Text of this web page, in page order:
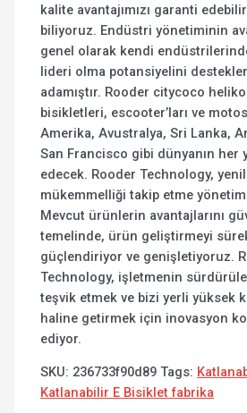
kalite avantajımızı garanti
biliyoruz. Endüstri yönetiminin
genel olarak kendi
lideri olma potansiyelini
adamıştır. Rooder citycoco
bisikletleri, escooter’ları ve
Amerika, Avustralya, Sri Lanka,
San Francisco gibi dünyanın her
edecek. Rooder Technology,
mükemmelliği takip etme
Mevcut ürünlerin avantajlarını
temelinde, ürün geliştirmeyi
güçlendiriyor ve genişletiyoruz.
Technology, işletmenin
teşvik etmek ve bizi yerli yüksek
haline getirmek için inovasyon
ediyor.
SKU: 236733f90d89 Tags:
Katlanabilir E Bisiklet fabrika